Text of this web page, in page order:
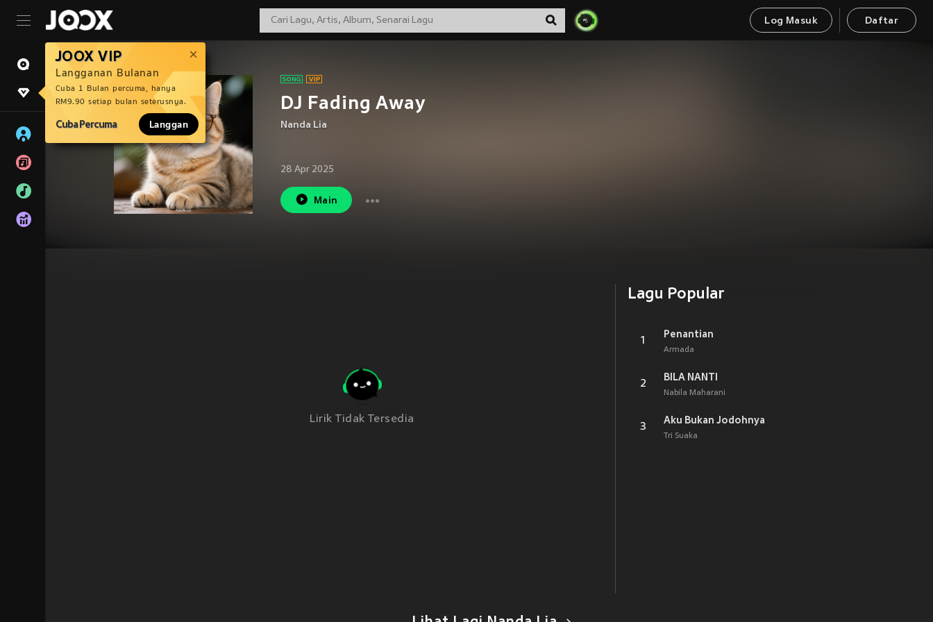
Log Masuk Daftar
JOOX VIP
Langganan Bulanan
Cuba 1 Bulan percuma, hanya
RM9.90 setiap bulan seterusnya.
Cuba Percuma Langgan
DJ Fading Away
Nanda Lia
28 Apr 2025
Main
Lirik Tidak Tersedia
Lagu Popular
1
Penantian
Armada
2
BILA NANTI
Nabila Maharani
3
Aku Bukan Jodohnya
Tri Suaka